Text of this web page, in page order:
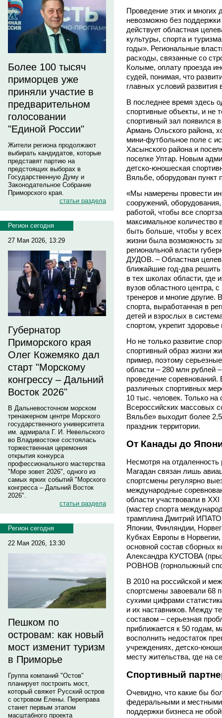
Более 100 тысяч
приморцев уже
приняли участие в
предварительном
голосовании
"Единой России"
Жители региона продолжают
выбирать кандидатов, которые
представят партию на
предстоящих выборах в
Государственную Думу и
Законодательное Собрание
Приморского края.
статьи раздела
Регион сегодня
27 Мая 2026, 13:29
Губернатор
Приморского края
Олег Кожемяко дал
старт "Морскому
конгрессу – Дальний
Восток 2026"
В Дальневосточном морском
тренажерном центре Морского
государственного университета
им. адмирала Г. И. Невельского
во Владивостоке состоялась
торжественная церемония
открытия конкурса
профессионального мастерства
"Море зовет 2026", одного из
самых ярких событий "Морского
конгресса – Дальний Восток
2026".
статьи раздела
Регион сегодня
22 Мая 2026, 13:30
Пешком по
островам: как новый
мост изменит туризм
в Приморье
Группа компаний "Остов"
планирует построить мост,
который свяжет Русский остров
с островом Елены. Переправа
станет первым этапом
масштабного проекта
Проведение этих и многих
невозможно без
действует областная
культуры, спорта и
годы». Региональные
расходы, связанные со
Колыме, оплату проезда
судей, понимая, что
главных условий развития
В последнее время здесь
спортивные объекты, и не
спортивный зал появился
Армань Ольского района,
мини-футбольное поле с
Хасынского района и
поселке Уптар. Новым
детско-юношеская
Вяльбе, оборудован пункт
«Мы намерены провести
сооружений,
работой, чтобы все
максимальное количество
быть больше, чтобы у
жизни была возможность
региональной власти
ДУДОВ. – Областная
ближайшие год-два решить
в тех школах области, где
вузов областного центра,
тренеров и многие
спорта, выработанная в
детей и взрослых в
спортом, укрепит
Но не только развитие
спортивный образ жизни
пример, поэтому
области – 280 млн рублей
проведение соревнований.
различных спортивных
10 тыс. человек. Только
Всероссийских массовых
Вяльбе» выходит более
праздник территории.
От Канады до
Несмотря на
Магадан связан лишь
спортсмены регулярно
международные
области участвовали в
(мастер спорта
трамплина Дмитрий
Японии, Финляндии,
Кубках Европы в
основной состав сборных
Александра КУСТОВА
РОВНОВ (горнолыжный
В 2010 на российской и
спортсмены завоевали 68
сухими цифрами
и их наставников. Между
составом – серьезная
приближается к 50 годам,
восполнить недостаток
учреждениях, детско-
месту жительства, где на
Спортивный
Очевидно, что какие бы
федеральными и местными
поддержки бизнеса не